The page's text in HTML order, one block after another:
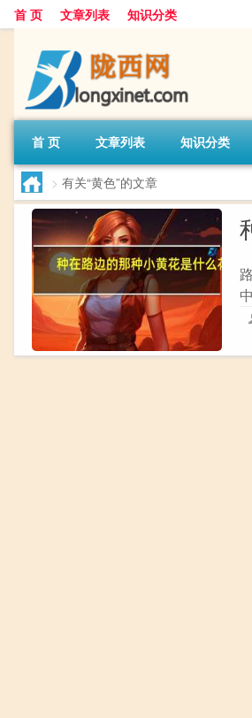
首 页 文章列表 知识分类
首 页 文章列表 知识分类
> 有关“黄色”的文章